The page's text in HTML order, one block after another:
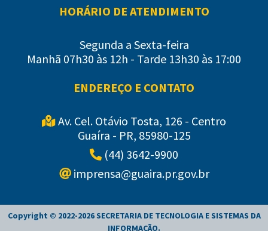
HORÁRIO DE ATENDIMENTO
Segunda a Sexta-feira
Manhã 07h30 às 12h - Tarde 13h30 às 17:00
ENDEREÇO E CONTATO
Av. Cel. Otávio Tosta, 126 - Centro
Guaíra - PR, 85980-125
(44) 3642-9900
imprensa@guaira.pr.gov.br
Copyright © 2022-2026SECRETARIA DE TECNOLOGIA E SISTEMAS DA
INFORMAÇÃO.